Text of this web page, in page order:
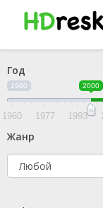
Год
1960 2000
1960 1977 1993
Жанр